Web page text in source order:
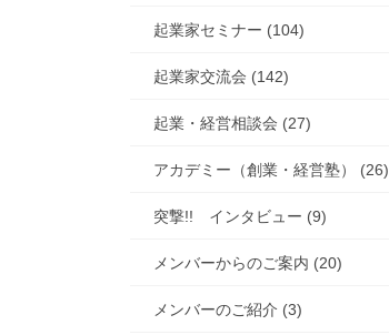
起業家セミナー (104)
起業家交流会 (142)
起業・経営相談会 (27)
アカデミー（創業・経営塾） (26)
突撃!! インタビュー (9)
メンバーからのご案内 (20)
メンバーのご紹介 (3)